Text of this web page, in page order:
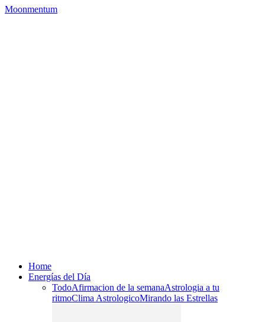
Moonmentum
Home
Energías del Día
TodoAfirmacion de la semanaAstrologia a tu
ritmoClima AstrologicoMirando las Estrellas